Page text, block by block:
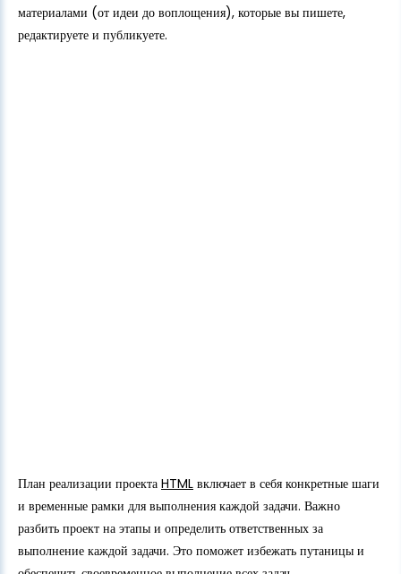
материалами (от идеи до воплощения), которые вы пишете,
редактируете и публикуете.
План реализации проекта HTML включает в себя конкретные шаги
и временные рамки для выполнения каждой задачи. Важно
разбить проект на этапы и определить ответственных за
выполнение каждой задачи. Это поможет избежать путаницы и